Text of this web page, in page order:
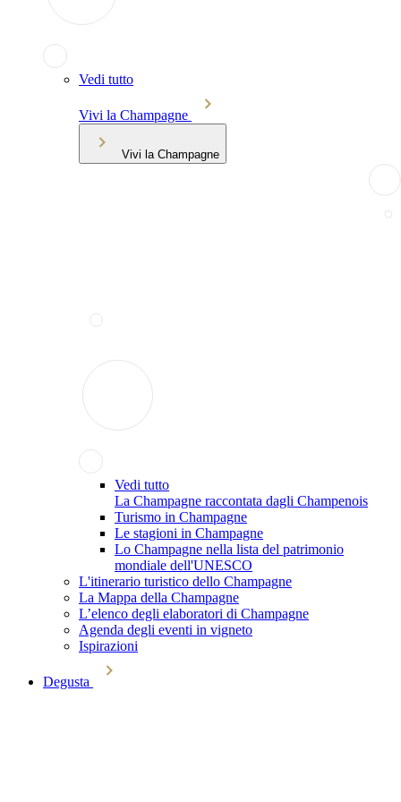
Vedi tutto
Vivi la Champagne
Vivi la Champagne
Vedi tutto
La Champagne raccontata dagli Champenois
Turismo in Champagne
Le stagioni in Champagne
Lo Champagne nella lista del patrimonio
mondiale dell'UNESCO
L'itinerario turistico dello Champagne
La Mappa della Champagne
L’elenco degli elaboratori di Champagne
Agenda degli eventi in vigneto
Ispirazioni
Degusta